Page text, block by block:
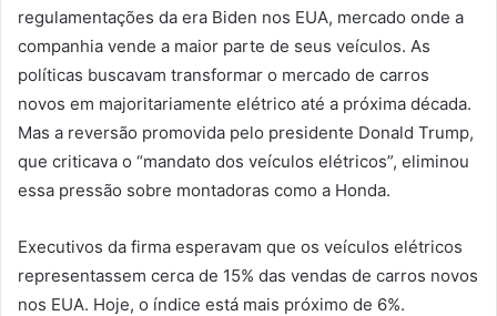
regulamentações da era Biden nos EUA, mercado onde a
companhia vende a maior parte de seus veículos. As
políticas buscavam transformar o mercado de carros
novos em majoritariamente elétrico até a próxima década.
Mas a reversão promovida pelo presidente Donald Trump,
que criticava o “mandato dos veículos elétricos”, eliminou
essa pressão sobre montadoras como a Honda.
Executivos da firma esperavam que os veículos elétricos
representassem cerca de 15% das vendas de carros novos
nos EUA. Hoje, o índice está mais próximo de 6%.